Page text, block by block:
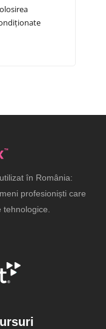
în România:
profesioniști care